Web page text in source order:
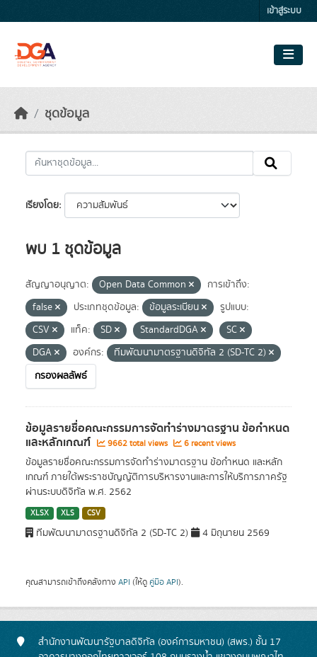
เข้าสู่ระบบ
ชุดข้อมูล
เรียงโดย
พบ 1 ชุดข้อมูล
สัญญาอนุญาต: Open Data Common
การเข้าถึง:
false
ประเภทชุดข้อมูล: ข้อมูลระเบียน
รูปแบบ:
CSV
แท็ค: SD StandardDGA
SC
DGA
องค์กร:
ทีมพัฒนามาตรฐานดิจิทัล 2 (SD-TC 2)
กรองผลลัพธ์
ข้อมูลรายชื่อคณะกรรมการจัดทำร่างมาตรฐาน ข้อกำหนด
และหลักเกณฑ์ 9662 total views 6 recent views
ข้อมูลรายชื่อคณะกรรมการจัดทำร่างมาตรฐาน ข้อกำหนด และหลัก
เกณฑ์ ภายใต้พระราชบัญญัติการบริหารงานและการให้บริการภาครัฐ
ผ่านระบบดิจิทัล พ.ศ. 2562
XLSX XLS CSV
ทีมพัฒนามาตรฐานดิจิทัล 2 (SD-TC 2) 4 มิถุนายน 2569
คุณสามารถเข้าถึงคลังทาง API (ให้ดู คู่มือ API).
สำนักงานพัฒนารัฐบาลดิจิทัล (องค์การมหาชน) (สพร.) ชั้น 17